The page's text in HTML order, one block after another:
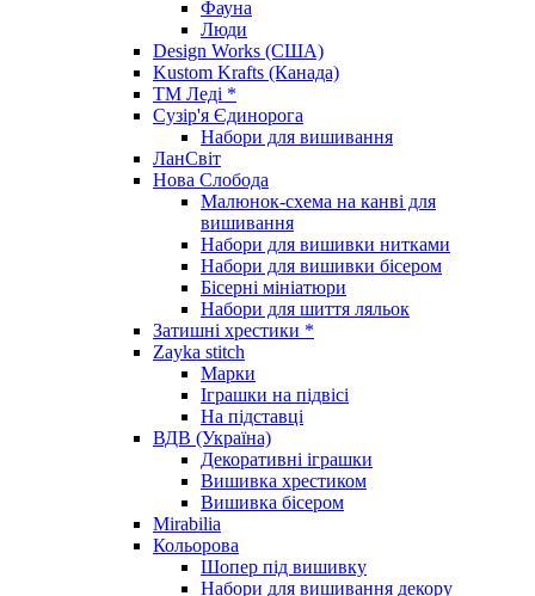
Фауна
Люди
Design Works (США)
Kustom Krafts (Канада)
ТМ Леді *
Сузір'я Єдинорога
Набори для вишивання
ЛанСвіт
Нова Слобода
Малюнок-схема на канві для
вишивання
Набори для вишивки нитками
Набори для вишивки бісером
Бісерні мініатюри
Набори для шиття ляльок
Затишні хрестики *
Zayka stitch
Марки
Іграшки на підвісі
На підставці
ВДВ (Україна)
Декоративні іграшки
Вишивка хрестиком
Вишивка бісером
Mirabilia
Кольорова
Шопер під вишивку
Набори для вишивання декору